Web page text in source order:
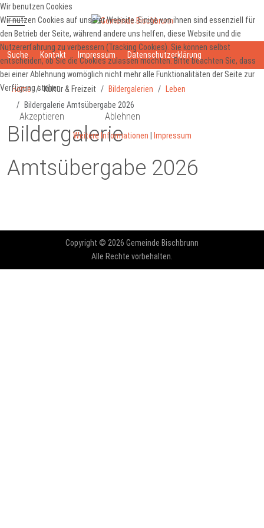
Mobile Menu Toggle
Suche Kontakt Impressum Datenschutzerklärung
Home Kultur & Freizeit Bildergalerien
Leben
Bildergalerie Amtsübergabe 2026
Bildergalerie
Amtsübergabe 2026
Copyright © 2026 Gemeinde Bischbrunn
Alle Rechte vorbehalten.
Wir benutzen Cookies
Wir nutzen Cookies auf unserer Website. Einige von ihnen sind essenziell für
den Betrieb der Seite, während andere uns helfen, diese Website und die
Nutzererfahrung zu verbessern (Tracking Cookies). Sie können selbst
entscheiden, ob Sie die Cookies zulassen möchten. Bitte beachten Sie, dass
bei einer Ablehnung womöglich nicht mehr alle Funktionalitäten der Seite zur
Verfügung stehen.
Akzeptieren Ablehnen
Weitere Informationen Impressum